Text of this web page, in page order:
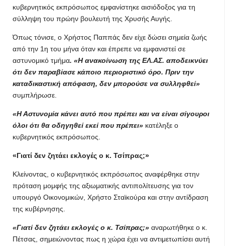
κυβερνητικός εκπρόσωπος εμφανίστηκε αισιόδοξος για τη
σύλληψη του πρώην βουλευτή της Χρυσής Αυγής.
Όπως τόνισε, ο Χρήστος Παππάς δεν είχε δώσει σημεία ζωής
από την 1η του μήνα όταν και έπρεπε να εμφανιστεί σε
αστυνομικό τμήμα. «Η ανακοίνωση της ΕΛ.ΑΣ. αποδεικνύει
ότι δεν παραβίασε κάποιο περιοριστικό όρο. Πριν την
καταδικαστική απόφαση, δεν μπορούσε να συλληφθεί»
συμπλήρωσε.
«Η Αστυνομία κάνει αυτό που πρέπει και να είναι σίγουροι
όλοι ότι θα οδηγηθεί εκεί που πρέπει» κατέληξε ο
κυβερνητικός εκπρόσωπος.
«Γιατί δεν ζητάει εκλογές ο κ. Τσίπρας;»
Κλείνοντας, ο κυβερνητικός εκπρόσωπος αναφέρθηκε στην
πρόταση μομφής της αξιωματικής αντιπολίτευσης για τον
υπουργό Οικονομικών, Χρήστο Σταϊκούρα και στην αντίδραση
της κυβέρνησης.
«Γιατί δεν ζητάει εκλογές ο κ. Τσίπρας;» αναρωτήθηκε ο κ.
Πέτσας, σημειώνοντας πως η χώρα έχει να αντιμετωπίσει αυτή